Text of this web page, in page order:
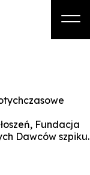
i kursy
Kandydat
Fundacja
Dawców szpiku.